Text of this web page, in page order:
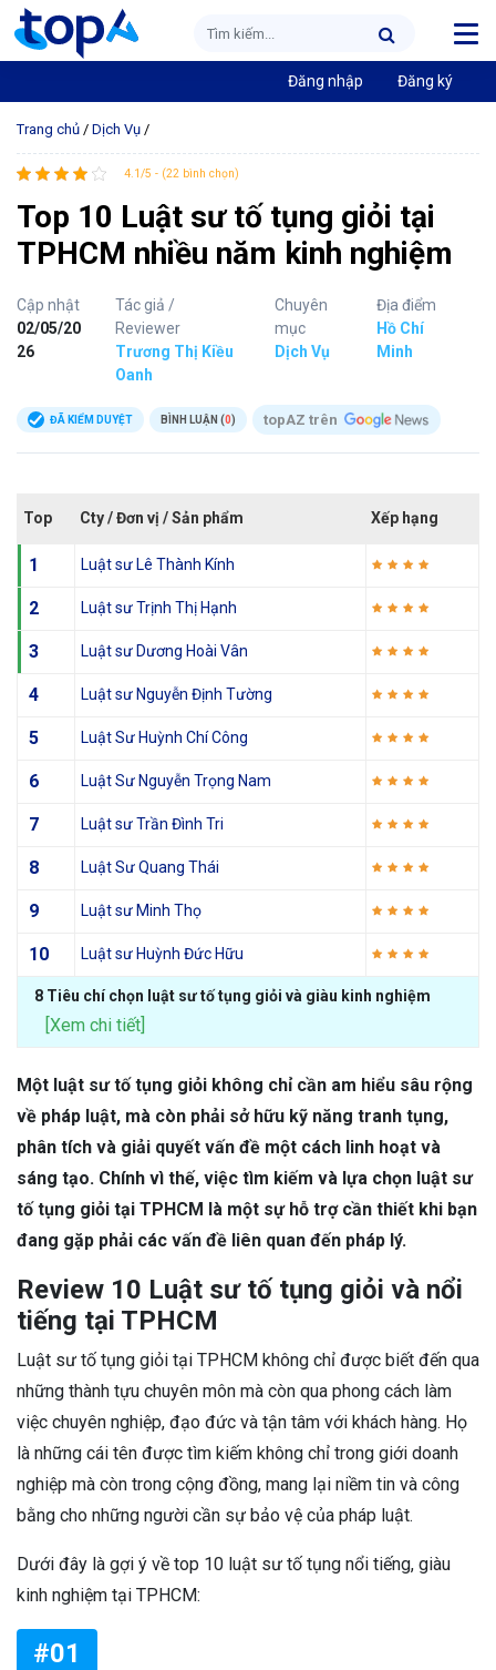
Đăng nhập Đăng ký
Trang chủ / Dịch Vụ /
4.1/5 - (22 bình chọn)
Top 10 Luật sư tố tụng giỏi tại
TPHCM nhiều năm kinh nghiệm
Cập nhật
02/05/20
26
Tác giả /
Reviewer
Trương Thị Kiều
Oanh
Chuyên
mục
Dịch Vụ
Địa điểm
Hồ Chí
Minh
ĐÃ KIỂM DUYỆT BÌNH LUẬN (0) topAZ trên
Top Cty / Đơn vị / Sản phẩm Xếp hạng
1 Luật sư Lê Thành Kính
2 Luật sư Trịnh Thị Hạnh
3 Luật sư Dương Hoài Vân
4 Luật sư Nguyễn Định Tường
5 Luật Sư Huỳnh Chí Công
6 Luật Sư Nguyễn Trọng Nam
7 Luật sư Trần Đình Tri
8 Luật Sư Quang Thái
9 Luật sư Minh Thọ
10 Luật sư Huỳnh Đức Hữu
8 Tiêu chí chọn luật sư tố tụng giỏi và giàu kinh nghiệm
[Xem chi tiết]
Một luật sư tố tụng giỏi không chỉ cần am hiểu sâu rộng
về pháp luật, mà còn phải sở hữu kỹ năng tranh tụng,
phân tích và giải quyết vấn đề một cách linh hoạt và
sáng tạo. Chính vì thế, việc tìm kiếm và lựa chọn luật sư
tố tụng giỏi tại TPHCM là một sự hỗ trợ cần thiết khi bạn
đang gặp phải các vấn đề liên quan đến pháp lý.
Review 10 Luật sư tố tụng giỏi và nổi
tiếng tại TPHCM
Luật sư tố tụng giỏi tại TPHCM không chỉ được biết đến qua
những thành tựu chuyên môn mà còn qua phong cách làm
việc chuyên nghiệp, đạo đức và tận tâm với khách hàng. Họ
là những cái tên được tìm kiếm không chỉ trong giới doanh
nghiệp mà còn trong cộng đồng, mang lại niềm tin và công
bằng cho những người cần sự bảo vệ của pháp luật.
Dưới đây là gợi ý về top 10 luật sư tố tụng nổi tiếng, giàu
kinh nghiệm tại TPHCM:
#01